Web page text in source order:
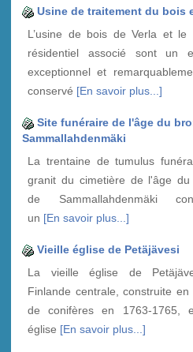
Usine de traitement du bois
L’usine de bois de Verla et le
résidentiel associé sont un
exceptionnel et
conservé [En savoir plus...]
Site funéraire de l'âge du
Sammallahdenmäki
La trentaine de tumulus
granit du cimetière de l'âge du
de Sammallahdenmäki
un [En savoir plus...]
Vieille église de Petäjävesi
La vieille église de
Finlande centrale, construite en
de conifères en 1763-1765,
église [En savoir plus...]